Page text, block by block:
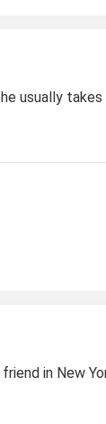
usually takes
in New